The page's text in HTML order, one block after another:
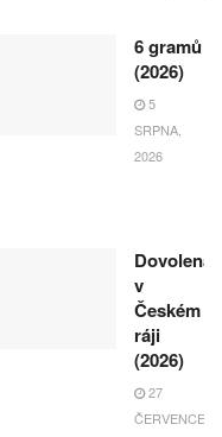
6 gramů
(2026)
5
SRPNA,
2026
Dovolená
v
Českém
ráji
(2026)
27
ČERVENCE,